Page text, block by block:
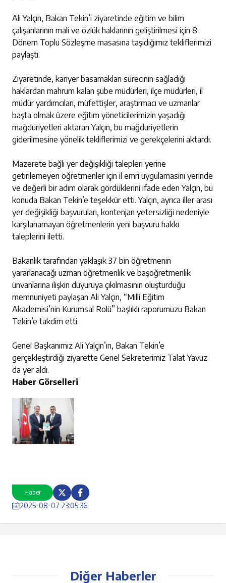
Haber
2025-08-07 23:05:36
Ali Yalçın, Bakan Tekin’i ziyaretinde eğitim ve bilim
çalışanlarının mali ve özlük haklarının geliştirilmesi için 8.
Dönem Toplu Sözleşme masasına taşıdığımız tekliflerimizi
paylaştı.
Ziyaretinde, kariyer basamakları sürecinin sağladığı
haklardan mahrum kalan şube müdürleri, ilçe müdürleri, il
müdür yardımcıları, müfettişler, araştırmacı ve uzmanlar
başta olmak üzere eğitim yöneticilerimizin yaşadığı
mağduriyetleri aktaran Yalçın, bu mağduriyetlerin
giderilmesine yönelik tekliflerimizi ve gerekçelerini aktardı.
Mazerete bağlı yer değişikliği talepleri yerine
getirilemeyen öğretmenler için il emri uygulamasını yerinde
ve değerli bir adım olarak gördüklerini ifade eden Yalçın, bu
konuda Bakan Tekin’e teşekkür etti. Yalçın, ayrıca iller arası
yer değişikliği başvuruları, kontenjan yetersizliği nedeniyle
karşılanamayan öğretmenlerin yeni başvuru hakkı
taleplerini iletti.
Bakanlık tarafından yaklaşık 37 bin öğretmenin
yararlanacağı uzman öğretmenlik ve başöğretmenlik
ünvanlarına ilişkin duyuruya çıkılmasının oluşturduğu
memnuniyeti paylaşan Ali Yalçın, “Milli Eğitim
Akademisi’nin Kurumsal Rolü” başlıklı raporumuzu Bakan
Tekin’e takdim etti.
Genel Başkanımız Ali Yalçın’ın, Bakan Tekin’e
gerçekleştirdiği ziyarette Genel Sekreterimiz Talat Yavuz
da yer aldı.
Haber Görselleri
Diğer Haberler